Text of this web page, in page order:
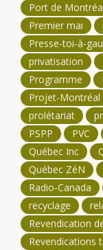
Port de
Premier mai
Presse-toi-à-
privatisation
Programme
Projet-Montréal
prolétariat
PSPP
PVC
Québec Inc
Québec ZéN
Radio-Canada
recyclage
Revendication
Revendications